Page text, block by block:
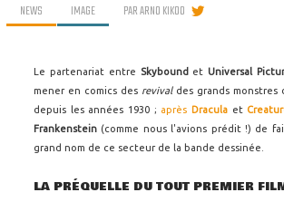
NEWS IMAGE PARARNO KIKOO
Le partenariat entre Skybound etUniversal
mener en comics des revival des grands
depuis les années 1930 ; aprèsDracula et
Frankenstein (comme nous l'avions prédit !) de
grand nom de ce secteur de la bande dessinée.
LA PRÉQUELLE DU TOUT PREMIER